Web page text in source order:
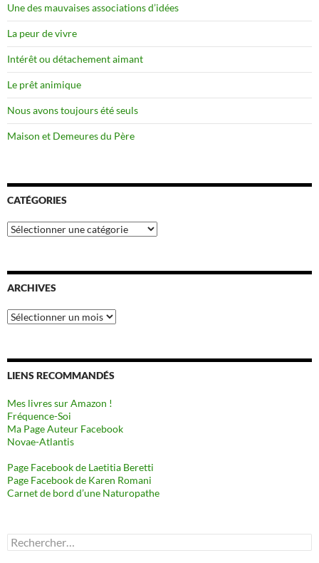
Une des mauvaises associations d’idées
La peur de vivre
Intérêt ou détachement aimant
Le prêt animique
Nous avons toujours été seuls
Maison et Demeures du Père
CATÉGORIES
Catégories
ARCHIVES
Archives
LIENS RECOMMANDÉS
Mes livres sur Amazon !
Fréquence-Soi
Ma Page Auteur Facebook
Novae-Atlantis
Page Facebook de Laetitia Beretti
Page Facebook de Karen Romani
Carnet de bord d’une Naturopathe
Rechercher :